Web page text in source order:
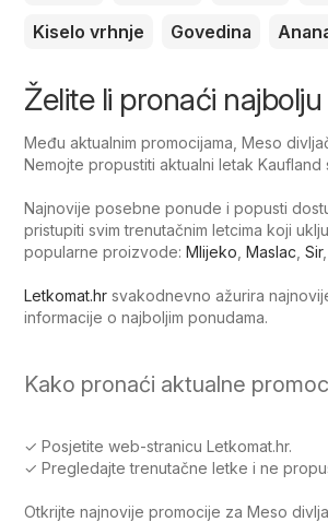
Kiselo vrhnje
Govedina
Želite li pronaći
Među aktualnim promocijama, Meso
Nemojte propustiti aktualni letak
Najnovije posebne ponude i popusti
pristupiti svim trenutačnim letcima koji
popularne proizvode: Mlijeko Maslac Sir,
Letkomat.hr svakodnevno ažurira
informacije o najboljim ponudama.
Kako pronaći aktualne
✓ Posjetite web-stranicu Letkomat.hr.
✓ Pregledajte trenutačne letke i ne
Otkrijte najnovije promocije za Meso